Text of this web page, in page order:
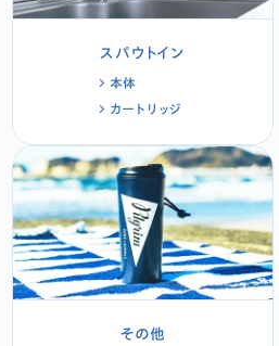
スパウトイン
本体
カートリッジ
その他